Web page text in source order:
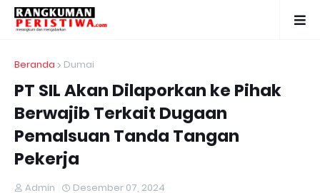
Beranda Dumai
PT SIL Akan Dilaporkan ke Pihak
Berwajib Terkait Dugaan
Pemalsuan Tanda Tangan
Pekerja
Admin Desember 07, 2024